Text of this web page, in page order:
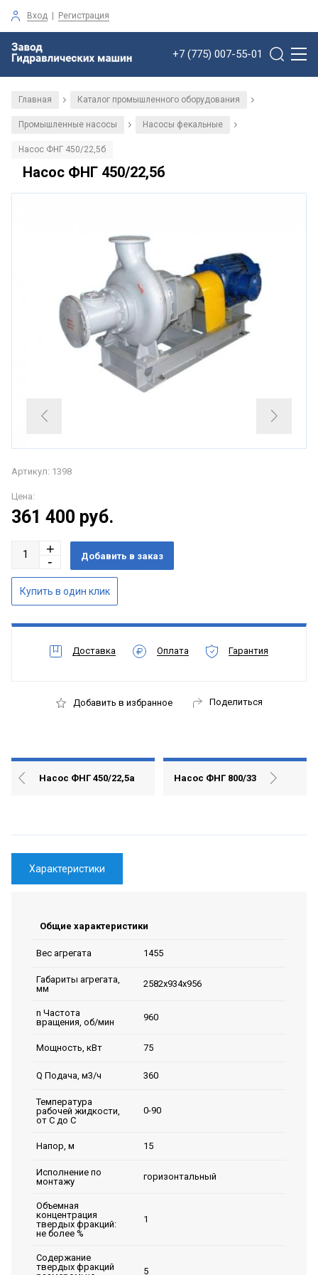
Вход | Регистрация
+7 (775) 007-55-01
Главная / Каталог промышленного оборудования /
Промышленные насосы / Насосы фекальные /
Насос ФНГ 450/22,5б
Насос ФНГ 450/22,5б
Артикул: 1398
Цена:
361 400 руб.
Доставка Оплата Гарантия
Добавить в избранное Поделиться
Насос ФНГ 450/22,5а Насос ФНГ 800/33
Характеристики
Общие характеристики
Вес агрегата 1455
Габариты агрегата,
мм
2582х934х956
n Частота
вращения, об/мин
960
Мощность, кВт 75
Q Подача, м3/ч 360
Температура
рабочей жидкости,
от С до С
0-90
Напор, м 15
Исполнение по
монтажу
горизонтальный
Объемная
концентрация
твердых фракций:
не более %
1
Содержание
твердых фракций
5